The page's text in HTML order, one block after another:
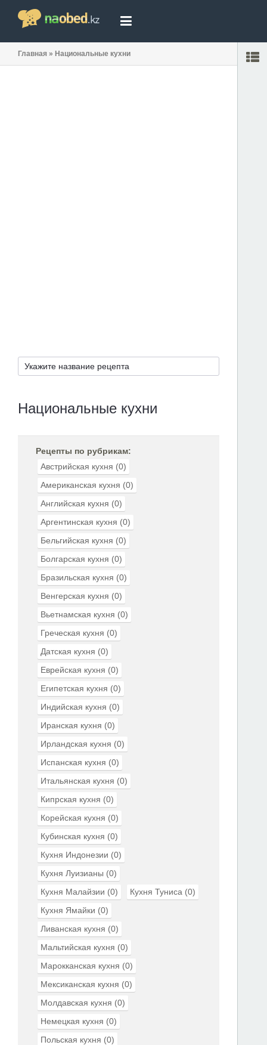
Главная » Национальные кухни
Национальные кухни
Рецепты по рубрикам:
Австрийская кухня (0)
Американская кухня (0)
Английская кухня (0)
Аргентинская кухня (0)
Бельгийская кухня (0)
Болгарская кухня (0)
Бразильская кухня (0)
Венгерская кухня (0)
Вьетнамская кухня (0)
Греческая кухня (0)
Датская кухня (0)
Еврейская кухня (0)
Египетская кухня (0)
Индийская кухня (0)
Иранская кухня (0)
Ирландская кухня (0)
Испанская кухня (0)
Итальянская кухня (0)
Кипрская кухня (0)
Корейская кухня (0)
Кубинская кухня (0)
Кухня Индонезии (0)
Кухня Луизианы (0)
Кухня Малайзии (0) Кухня Туниса (0)
Кухня Ямайки (0)
Ливанская кухня (0)
Мальтийская кухня (0)
Марокканская кухня (0)
Мексиканская кухня (0)
Молдавская кухня (0)
Немецкая кухня (0)
Польская кухня (0)